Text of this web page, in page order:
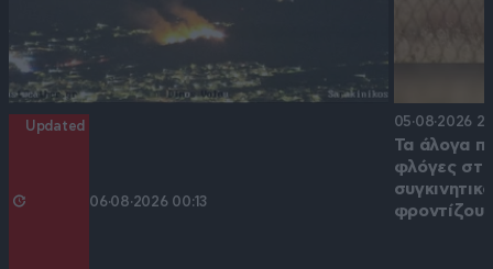
Updated
06·08·2026 00:13
05·08·2026
Τα άλογα
φλόγες
φροντίζουν